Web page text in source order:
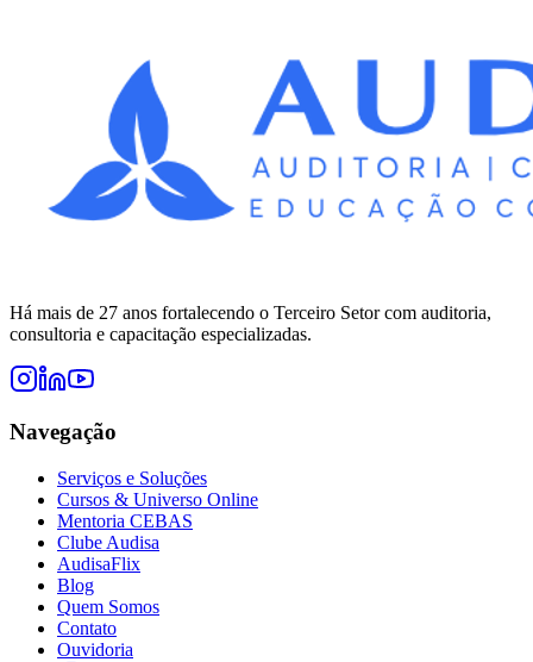
Há mais de 27 anos fortalecendo o Terceiro Setor com auditoria,
consultoria e capacitação especializadas.
Navegação
Serviços e Soluções
Cursos & Universo Online
Mentoria CEBAS
Clube Audisa
AudisaFlix
Blog
Quem Somos
Contato
Ouvidoria